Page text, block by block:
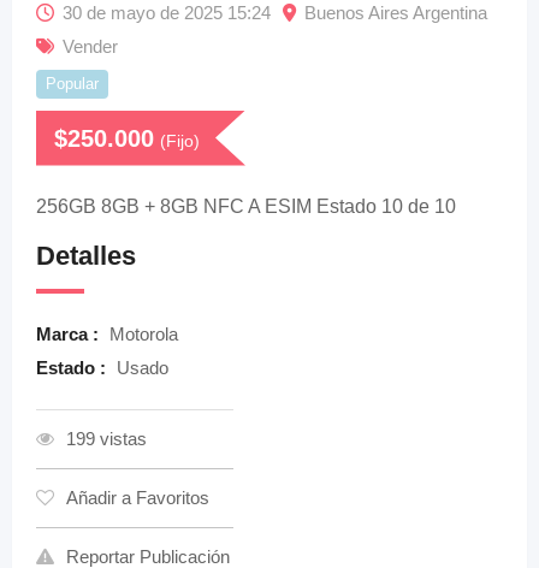
30 de mayo de 2025 15:24
Buenos Aires Argentina
Vender
Popular
$250.000 (Fijo)
256GB 8GB + 8GB NFC A ESIM Estado 10 de 10
Detalles
Marca :
Motorola
Estado :
Usado
199 vistas
Añadir a Favoritos
Reportar Publicación